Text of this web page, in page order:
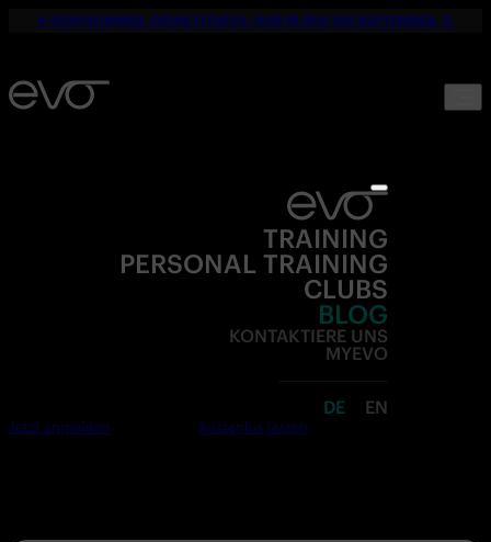
☀️ DEIN SOMMER. DEINE FITNESS. NUR 19,90€ BIS SEPTEMBER. 💪
TRAINING
PERSONAL TRAINING
CLUBS
BLOG
KONTAKTIERE UNS
MYEVO
DE EN
Jetzt anmelden Kostenlos testen